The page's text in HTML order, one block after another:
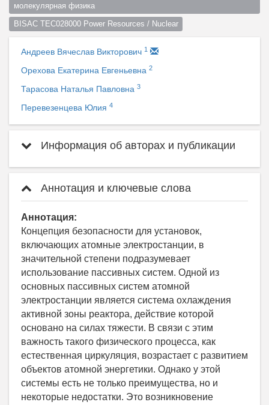
молекулярная физика
BISAC TEC028000 Power Resources / Nuclear
Андреев Вячеслав Викторович 1
Орехова Екатерина Евгеньевна 2
Тарасова Наталья Павловна 3
Перевезенцева Юлия 4
Информация об авторах и публикации
Аннотация и ключевые слова
Аннотация:
Концепция безопасности для установок,
включающих атомные электростанции, в
значительной степени подразумевает
использование пассивных систем. Одной из
основных пассивных систем атомной
электростанции является система охлаждения
активной зоны реактора, действие которой
основано на силах тяжести. В связи с этим
важность такого физического процесса, как
естественная циркуляция, возрастает с развитием
объектов атомной энергетики. Однако у этой
системы есть не только преимущества, но и
некоторые недостатки. Это возникновение